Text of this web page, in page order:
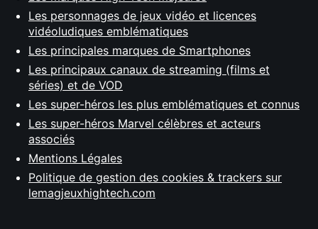
Les personnages de jeux vidéo et licences
vidéoludiques emblématiques
Les principales marques de Smartphones
Les principaux canaux de streaming (films et
séries) et de VOD
Les super-héros les plus emblématiques et connus
Les super-héros Marvel célèbres et acteurs
associés
Mentions Légales
Politique de gestion des cookies & trackers sur
lemagjeuxhightech.com